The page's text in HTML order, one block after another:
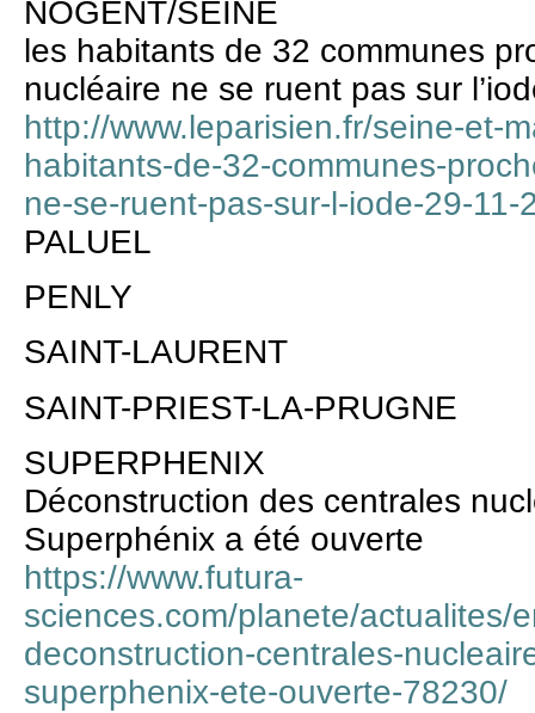
NOGENT/SEINE
les habitants de 32 communes
nucléaire ne se ruent pas sur
http://www.leparisien.fr/seine-et-
habitants-de-32-communes-
ne-se-ruent-pas-sur-l-iode-29-
PALUEL
PENLY
SAINT-LAURENT
SAINT-PRIEST-LA-PRUGNE
SUPERPHENIX
Déconstruction des centrales
Superphénix a été ouverte
https://www.futura-
sciences.com/planete/actualites/
deconstruction-centrales-
superphenix-ete-ouverte-78230/